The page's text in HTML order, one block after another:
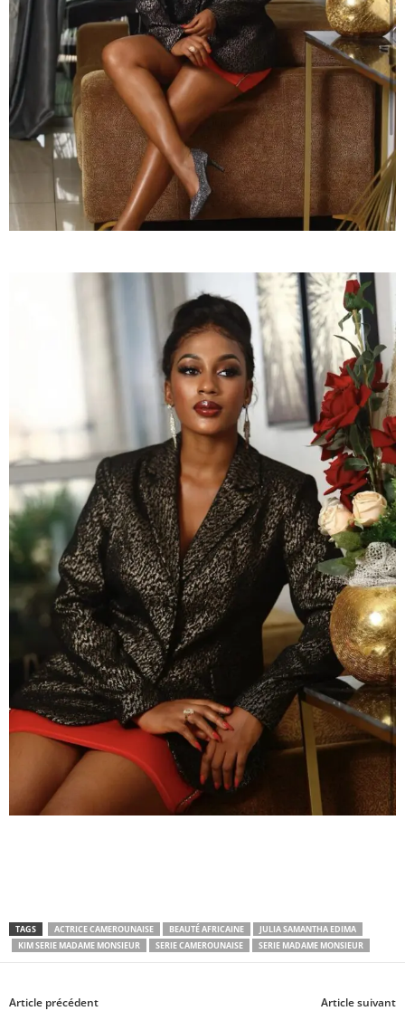
TAGS ACTRICE CAMEROUNAISE BEAUTÉ AFRICAINE
JULIA SAMANTHA EDIMA
KIM SERIE MADAME MONSIEUR
SERIE CAMEROUNAISE SERIE MADAME MONSIEUR
Article précédent Article suivant